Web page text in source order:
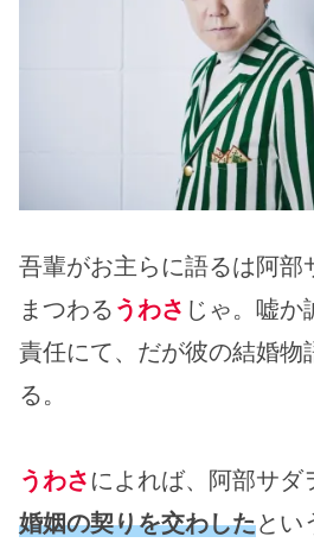
吾輩がお主らに語るは阿部
まつわる うわさ じゃ。嘘か
責任にて、だが彼の結婚物
る。
うわさ によれば、阿部サダ
婚姻の契りを交わしたとい